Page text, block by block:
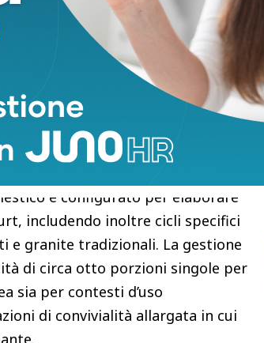
modo autonomo non appena il
consistenza ottimali per la
automatica di
la struttura del prodotto
classificazione flessibile che
attorno a cinque macro-
è configurato per elaborare
includendo inoltre cicli specifici
e granite tradizionali. La gestione
di circa otto porzioni singole per
sia per contesti d’uso
di convivialità allargata in cui